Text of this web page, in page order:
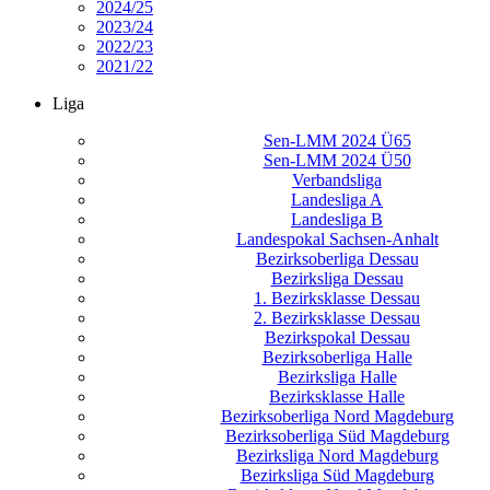
2024/25
2023/24
2022/23
2021/22
Liga
Sen-LMM 2024 Ü65
Sen-LMM 2024 Ü50
Verbandsliga
Landesliga A
Landesliga B
Landespokal Sachsen-Anhalt
Bezirksoberliga Dessau
Bezirksliga Dessau
1. Bezirksklasse Dessau
2. Bezirksklasse Dessau
Bezirkspokal Dessau
Bezirksoberliga Halle
Bezirksliga Halle
Bezirksklasse Halle
Bezirksoberliga Nord Magdeburg
Bezirksoberliga Süd Magdeburg
Bezirksliga Nord Magdeburg
Bezirksliga Süd Magdeburg